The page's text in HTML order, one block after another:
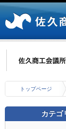
トップページ
カテゴ